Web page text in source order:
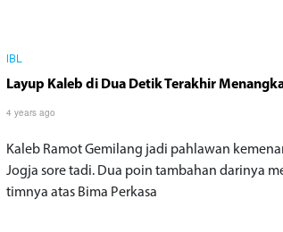
IBL
Layup Kaleb di Dua Detik Terakhir
4 years ago
Kaleb Ramot Gemilang jadi pahlawan
Jogja sore tadi. Dua poin tambahan darinya
timnya atas Bima Perkasa